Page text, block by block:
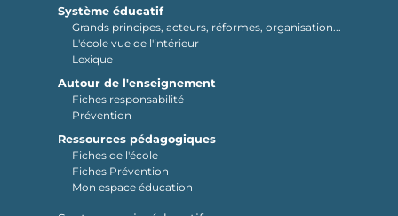
Système éducatif
Grands principes, acteurs, réformes, organisation...
L'école vue de l'intérieur
Lexique
Autour de l'enseignement
Fiches responsabilité
Prévention
Ressources pédagogiques
Fiches de l'école
Fiches Prévention
Mon espace éducation